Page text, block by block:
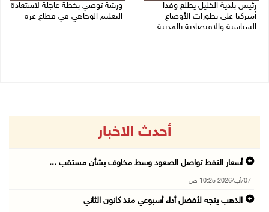
رئيس بلدية الخليل يطلع وفدا
أميركيا على تطورات الأوضاع
السياسية والاقتصادية بالمدينة
ورشة توصي بخطة عاجلة لاستعادة
التعليم الوجاهي في قطاع غزة
أحدث الاخبار
أسعار النفط تواصل الصعود وسط مخاوف بشأن مستقب ...
07/آب/2026 10:25 ص
الذهب يتجه لأفضل أداء أسبوعي منذ كانون الثاني